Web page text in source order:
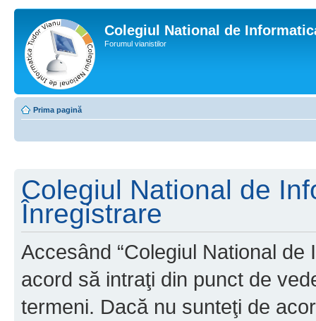
Colegiul National de
Forumul vianistilor
Prima pagină
Colegiul National de
Înregistrare
Accesând “Colegiul National de
acord să intraţi din punct de
termeni. Dacă nu sunteţi de